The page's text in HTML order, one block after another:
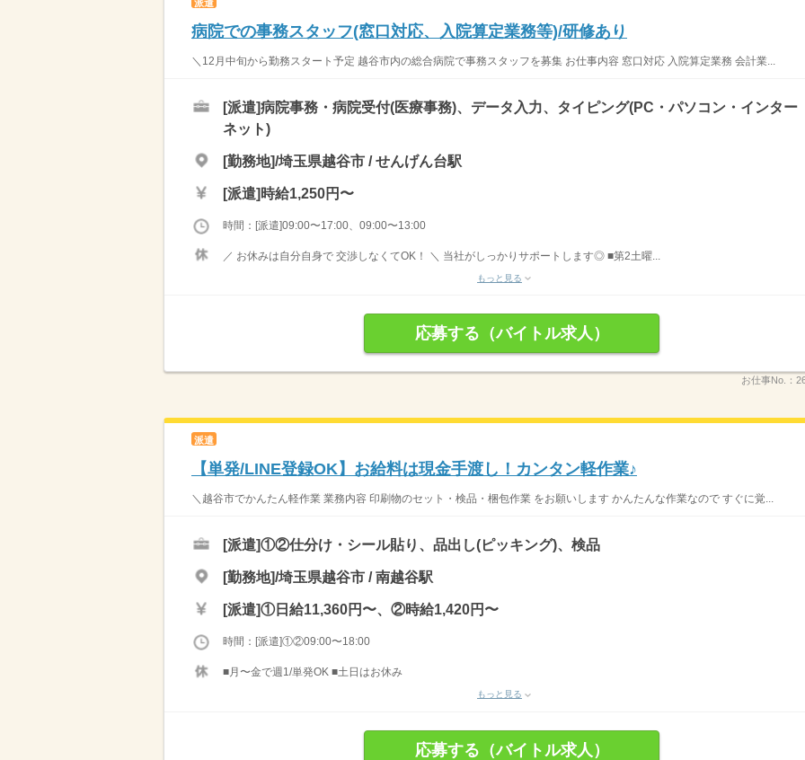
派遣
病院での事務スタッフ(窓口対応、入院算定業務等)/研修あり
＼12月中旬から勤務スタート予定 越谷市内の総合病院で事務スタッフを募集 お仕事内容 窓口対応 入院算定業務 会計業...
[派遣]病院事務・病院受付(医療事務)、データ入力、タイピング(PC・パソコン・インター
ネット)
[勤務地]/埼玉県越谷市 / せんげん台駅
[派遣] 時給1,250円〜
時間：[派遣]09:00〜17:00、09:00〜13:00
／ お休みは自分自身で 交渉しなくてOK！ ＼ 当社がしっかりサポートします◎ ■第2土曜...
もっと見る
応募する（バイトル求人）
お仕事No.：
派遣
【単発/LINE登録OK】お給料は現金手渡し！カンタン軽作業♪
＼越谷市でかんたん軽作業 業務内容 印刷物のセット・検品・梱包作業 をお願いします かんたんな作業なので すぐに覚...
[派遣]①②仕分け・シール貼り、品出し(ピッキング)、検品
[勤務地]/埼玉県越谷市 / 南越谷駅
[派遣]①日給11,360円〜、②時給1,420円〜
時間：[派遣]①②09:00〜18:00
■月〜金で週1/単発OK ■土日はお休み
もっと見る
応募する（バイトル求人）